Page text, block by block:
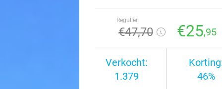
Regulier
€47,70 €25,95
Verkocht:
1.379
46%